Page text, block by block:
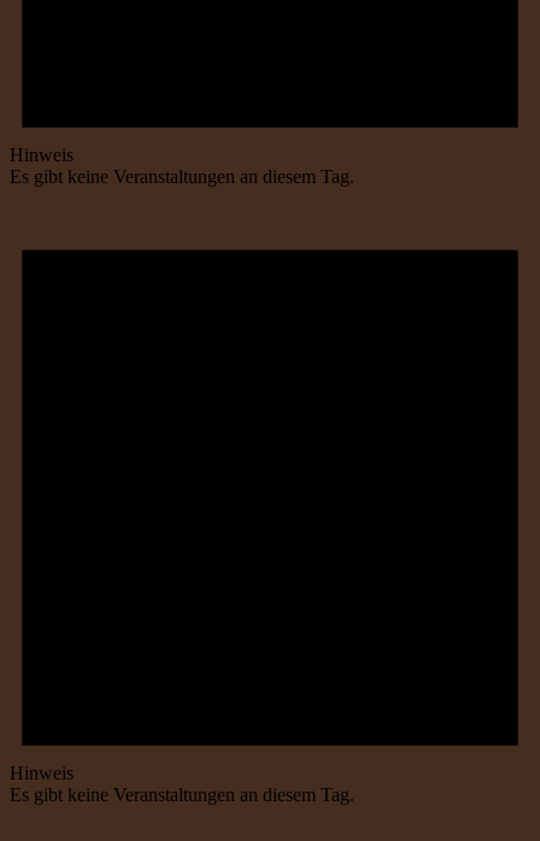
Hinweis
Es gibt keine Veranstaltungen an diesem Tag.
Hinweis
Es gibt keine Veranstaltungen an diesem Tag.